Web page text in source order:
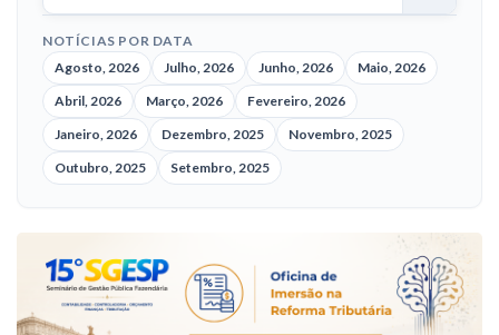
NOTÍCIAS POR DATA
Agosto, 2026
Julho, 2026 Junho, 2026
Maio, 2026
Abril, 2026
Março, 2026
Fevereiro, 2026
Janeiro, 2026
Dezembro, 2025
Novembro, 2025
Outubro, 2025
Setembro, 2025